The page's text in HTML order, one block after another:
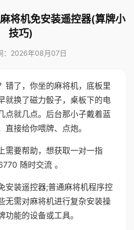
将机免安装遥控器(算牌小
技巧)
：2026年08月07日
错了，你坐的麻将机，底板里
就换了磁力骰子，桌板下的电
点就几点。后台那小子戴着蓝
接给你喂牌、点炮。
需要帮助，想获取一对一指
随时交流 。
安装遥控器;普通麻将机程序控
无需对麻将机进行复杂安装操
能的设备或工具。